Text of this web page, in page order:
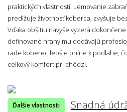
praktických vlastností. Lemovanie
predlžuje životnosť koberca, zvyšuje
Vďaka obšitiu navyše vyzerá
definované hrany mu dodávajú
rade koberec lepšie priľne k podlahe,
celkový komfort pri chôdzi.
Ďalšie vlastnosti Snadná